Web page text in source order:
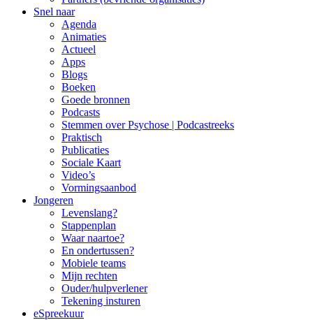
Snel naar
Agenda
Animaties
Actueel
Apps
Blogs
Boeken
Goede bronnen
Podcasts
Stemmen over Psychose | Podcastreeks
Praktisch
Publicaties
Sociale Kaart
Video’s
Vormingsaanbod
Jongeren
Levenslang?
Stappenplan
Waar naartoe?
En ondertussen?
Mobiele teams
Mijn rechten
Ouder/hulpverlener
Tekening insturen
eSpreekuur